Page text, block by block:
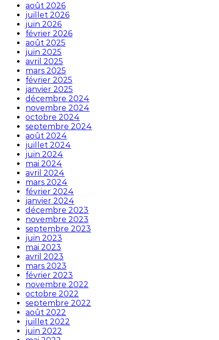
août 2026
juillet 2026
juin 2026
février 2026
août 2025
juin 2025
avril 2025
mars 2025
février 2025
janvier 2025
décembre 2024
novembre 2024
octobre 2024
septembre 2024
août 2024
juillet 2024
juin 2024
mai 2024
avril 2024
mars 2024
février 2024
janvier 2024
décembre 2023
novembre 2023
septembre 2023
juin 2023
mai 2023
avril 2023
mars 2023
février 2023
novembre 2022
octobre 2022
septembre 2022
août 2022
juillet 2022
juin 2022